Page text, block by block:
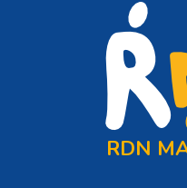
RDN